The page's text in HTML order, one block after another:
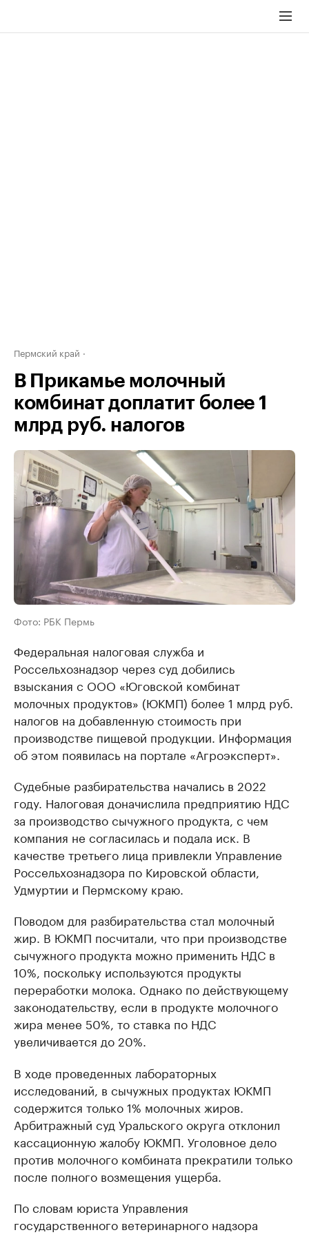
Пермский край
В Прикамье молочный
комбинат доплатит более 1
млрд руб. налогов
Фото: РБК Пермь
Федеральная налоговая служба и
Россельхознадзор через суд добились
взыскания с ООО «Юговской комбинат
молочных продуктов» (ЮКМП) более 1 млрд руб.
налогов на добавленную стоимость при
производстве пищевой продукции. Информация
об этом появилась на портале «Агроэксперт».
Судебные разбирательства начались в 2022
году. Налоговая доначислила предприятию НДС
за производство сычужного продукта, с чем
компания не согласилась и подала иск. В
качестве третьего лица привлекли Управление
Россельхознадзора по Кировской области,
Удмуртии и Пермскому краю.
Поводом для разбирательства стал молочный
жир. В ЮКМП посчитали, что при производстве
сычужного продукта можно применить НДС в
10%, поскольку используются продукты
переработки молока. Однако по действующему
законодательству, если в продукте молочного
жира менее 50%, то ставка по НДС
увеличивается до 20%.
В ходе проведенных лабораторных
исследований, в сычужных продуктах ЮКМП
содержится только 1% молочных жиров.
Арбитражный суд Уральского округа отклонил
кассационную жалобу ЮКМП. Уголовное дело
против молочного комбината прекратили только
после полного возмещения ущерба.
По словам юриста Управления
государственного ветеринарного надзора